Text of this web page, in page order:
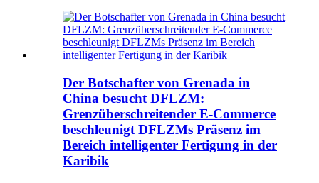
Der Botschafter von Grenada in
China besucht DFLZM:
Grenzüberschreitender E-Commerce
beschleunigt DFLZMs Präsenz im
Bereich intelligenter Fertigung in der
Karibik